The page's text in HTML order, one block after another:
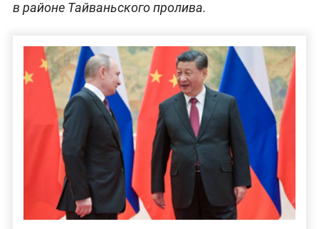
в районе Тайваньского пролива.